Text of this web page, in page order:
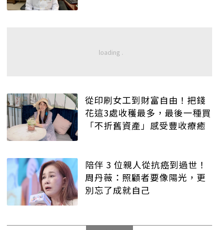
從印刷女工到財富自由！把錢
花這3處收穫最多，最後一種買
「不折舊資產」感受豐收療癒
陪伴 3 位親人從抗癌到過世！
周丹薇：照顧者要像陽光，更
別忘了成就自己